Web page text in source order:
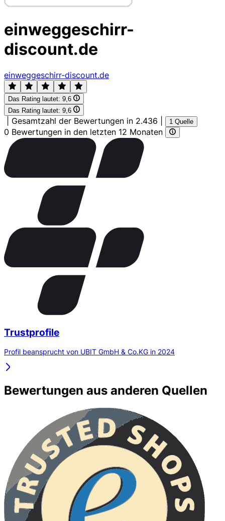
einweggeschirr-
discount.de
einweggeschirr-discount.de
Das Rating lautet: 9,6
Das Rating lautet: 9,6
Gesamtzahl der Bewertungen in 2.436 1 Quelle
0 Bewertungen in den letzten 12 Monaten
Trustprofile
Profil beansprucht von UBIT GmbH & Co.KG in 2024
Bewertungen aus anderen Quellen